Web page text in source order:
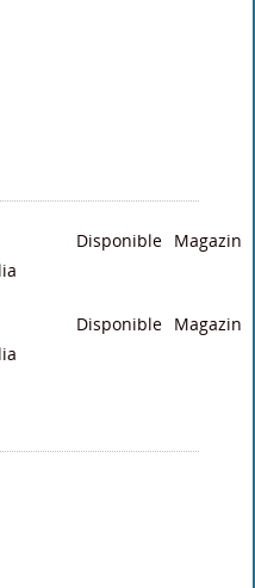
Disponible Magazin
Disponible Magazin